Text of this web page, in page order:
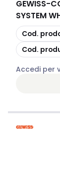
GEWISS-
SYSTEM
copia
Cod.
copia
Cod.
Accedi per